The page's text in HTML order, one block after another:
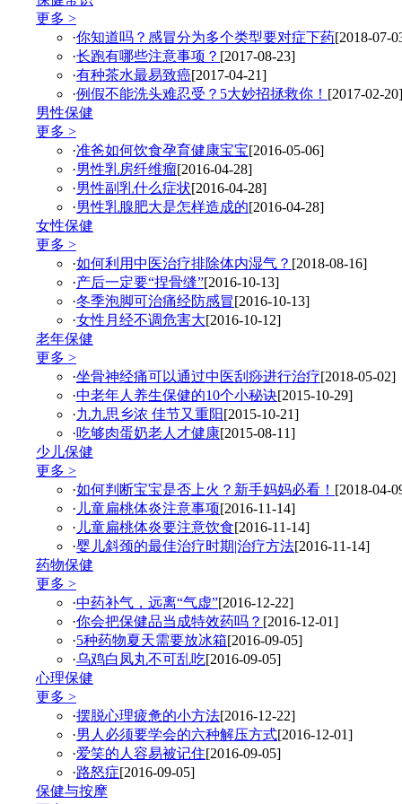
更多 >
·你知道吗？感冒分为多个类型要对症下药[2018-07-
·长跑有哪些注意事项？ [2017-08-23]
·有种茶水最易致癌[2017-04-21]
·例假不能洗头难忍受？5大妙招拯救你！ [2017-02-20]
男性保健
更多 >
·准爸如何饮食孕育健康宝宝[2016-05-06]
·男性乳房纤维瘤[2016-04-28]
·男性副乳什么症状[2016-04-28]
·男性乳腺肥大是怎样造成的[2016-04-28]
女性保健
更多 >
·如何利用中医治疗排除体内湿气？ [2018-08-16]
·产后一定要“捏骨缝”[2016-10-13]
·冬季泡脚可治痛经防感冒[2016-10-13]
·女性月经不调危害大[2016-10-12]
老年保健
更多 >
·坐骨神经痛可以通过中医刮痧进行治疗[2018-05-02]
·中老年人养生保健的10个小秘诀[2015-10-29]
·九九思乡浓 佳节又重阳[2015-10-21]
·吃够肉蛋奶老人才健康[2015-08-11]
少儿保健
更多 >
·如何判断宝宝是否上火？新手妈妈必看！ [2018-04-
· 儿童扁桃体炎注意事项[2016-11-14]
· 儿童扁桃体炎要注意饮食[2016-11-14]
·婴儿斜颈的最佳治疗时期|治疗方法[2016-11-14]
药物保健
更多 >
·中药补气，远离“气虚”[2016-12-22]
·你会把保健品当成特效药吗？ [2016-12-01]
·5种药物夏天需要放冰箱[2016-09-05]
·乌鸡白凤丸不可乱吃[2016-09-05]
心理保健
更多 >
·摆脱心理疲惫的小方法[2016-12-22]
·男人必须要学会的六种解压方式[2016-12-01]
·爱笑的人容易被记住[2016-09-05]
·路怒症[2016-09-05]
保健与按摩